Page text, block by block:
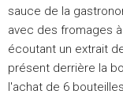
sauce de la
avec des fromages
écoutant un extrait
présent derrière la
l'achat de 6